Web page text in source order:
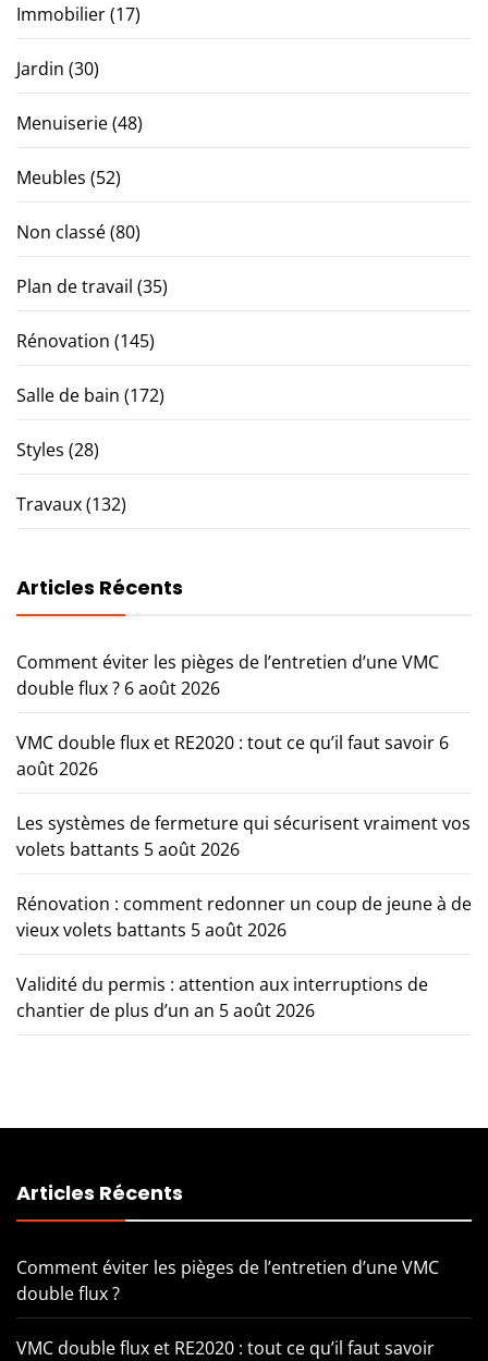
Immobilier(17)
Jardin (30)
Menuiserie(48)
Meubles (52)
Non classé(80)
Plan de travail (35)
Rénovation (145)
Salle de bain (172)
Styles (28)
Travaux(132)
Articles Récents
Comment éviter les pièges de l’entretien d’une VMC
double flux ? 6 août 2026
VMC double flux et RE2020 : tout ce qu’il faut savoir 6
août 2026
Les systèmes de fermeture qui sécurisent vraiment vos
volets battants 5 août 2026
Rénovation : comment redonner un coup de jeune à de
vieux volets battants 5 août 2026
Validité du permis : attention aux interruptions de
chantier de plus d’un an 5 août 2026
Articles Récents
Comment éviter les pièges de l’entretien d’une VMC
double flux ?
VMC double flux et RE2020 : tout ce qu’il faut savoir